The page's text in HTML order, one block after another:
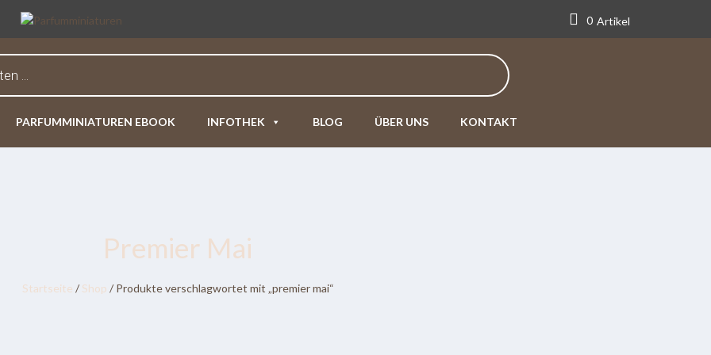
0 Artikel
PARFUMMINIATUREN EBOOK INFOTHEK BLOG ÜBER UNS KONTAKT
Premier Mai
Startseite / Shop / Produkte verschlagwortet mit „premier mai“